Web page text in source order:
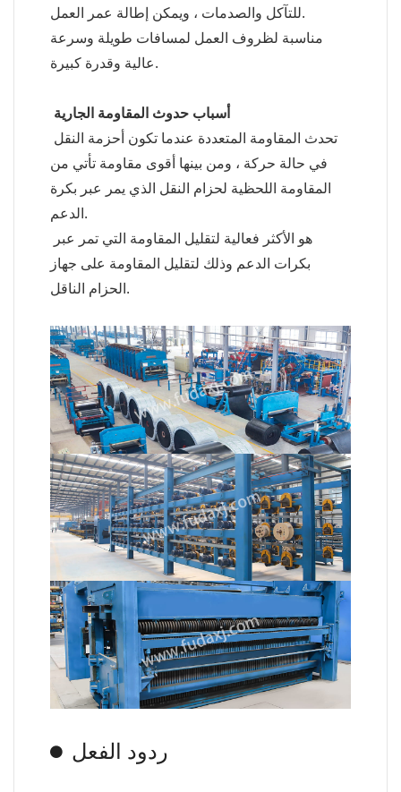
للتآكل والصدمات ، ويمكن إطالة عمر العمل.
مناسبة لظروف العمل لمسافات طويلة وسرعة
عالية وقدرة كبيرة.
أسباب حدوث المقاومة الجارية
في حالة حركة ، ومن بينها أقوى مقاومة تأتي من
المقاومة اللحظية لحزام النقل الذي يمر عبر بكرة
الدعم.
بكرات الدعم وذلك لتقليل المقاومة على جهاز
الحزام الناقل.
ردود الفعل